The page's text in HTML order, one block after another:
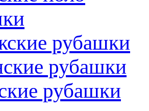
рубашки
рубашки
рубашки